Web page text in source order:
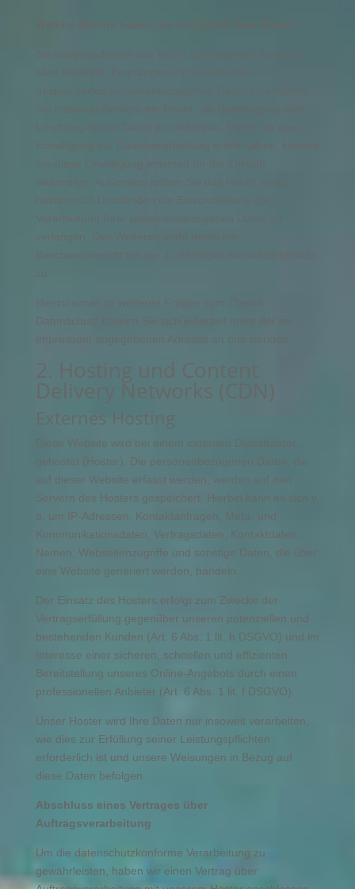
Externes Hosting
Diese Website wird bei einem externen Dienstleister
gehostet (Hoster). Die personenbezogenen Daten, die
auf dieser Website erfasst werden, werden auf den
Servern des Hosters gespeichert. Hierbei kann es sich v.
a. um IP-Adressen, Kontaktanfragen, Meta- und
Kommunikationsdaten, Vertragsdaten, Kontaktdaten,
Namen, Webseitenzugriffe und sonstige Daten, die über
eine Website generiert werden, handeln.
Der Einsatz des Hosters erfolgt zum Zwecke der
Vertragserfüllung gegenüber unseren potenziellen und
bestehenden Kunden (Art. 6 Abs. 1 lit. b DSGVO) und im
Interesse einer sicheren, schnellen und effizienten
Bereitstellung unseres Online-Angebots durch einen
professionellen Anbieter (Art. 6 Abs. 1 lit. f DSGVO).
Unser Hoster wird Ihre Daten nur insoweit verarbeiten,
wie dies zur Erfüllung seiner Leistungspflichten
erforderlich ist und unsere Weisungen in Bezug auf
diese Daten befolgen.
Abschluss eines Vertrages über
Auftragsverarbeitung
Um die datenschutzkonforme Verarbeitung zu
gewährleisten, haben wir einen Vertrag über